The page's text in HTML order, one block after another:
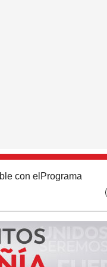
con el Programa